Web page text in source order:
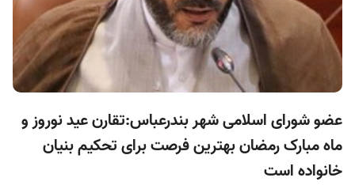
عضو شورای اسلامی شهر بندرعباس:تقارن عید نوروز و
ماه مبارک رمضان بهترین فرصت برای تحکیم بنیان
خانواده است